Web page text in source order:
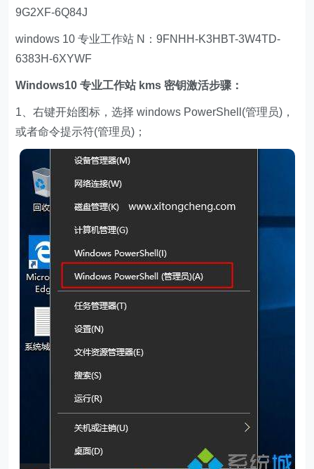
9G2XF-6Q84J
windows 10 专业工作站 N：9FNHH-K3HBT-3W4TD-
6383H-6XYWF
Windows10 专业工作站 kms 密钥激活步骤：
1、右键开始图标，选择 windows PowerShell(管理员)，
或者命令提示符(管理员)；